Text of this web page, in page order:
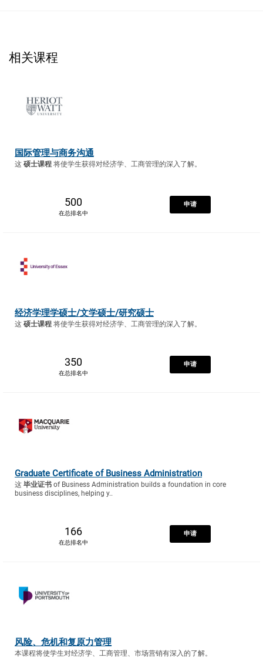
相关课程
国际管理与商务沟通
这 硕士课程 将使学生获得对经济学、工商管理的深入了解。
500
在总排名中
申请
经济学理学硕士/文学硕士/研究硕士
这 硕士课程 将使学生获得对经济学、工商管理的深入了解。
350
在总排名中
申请
Graduate Certificate of Business Administration
这 毕业证书 of Business Administration builds a foundation in core
business disciplines, helping y..
166
在总排名中
申请
风险、危机和复原力管理
本课程将使学生对经济学、工商管理、市场营销有深入的了解。